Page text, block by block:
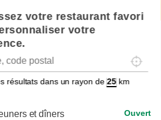
votre restaurant favori
votre
résultats dans un rayon de km
et dîners Ouvert
salés